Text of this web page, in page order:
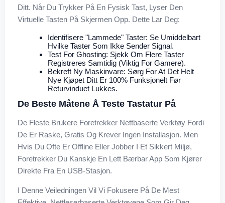
Ditt. Når Du Trykker På En Fysisk Tast, Lyser Den
Virtuelle Tasten På Skjermen Opp. Dette Lar Deg:
Identifisere "lammede" Taster: Se Umiddelbart
Hvilke Taster Som Ikke Sender Signal.
Test For Ghosting: Sjekk Om Flere Taster
Registreres Samtidig (viktig For Gamere).
Bekreft Ny Maskinvare: Sørg For At Det Helt
Nye Kjøpet Ditt Er 100% Funksjonelt Før
Returvinduet Lukkes.
De Beste Måtene Å Teste Tastatur På
De Fleste Brukere Foretrekker Nettbaserte Verktøy Fordi
De Er Raske, Gratis Og Krever Ingen Installasjon. Men
Hvis Du Ofte Er Offline Eller Jobber I Et Sikkert Miljø,
Foretrekker Du Kanskje En Lett Bærbar App Som Kjører
Direkte Fra En USB-Stasjon.
I Denne Veiledningen Vil Vi Fokusere På De Mest